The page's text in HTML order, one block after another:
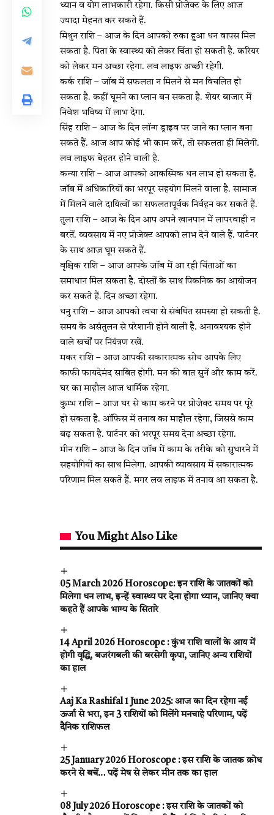
ध्यान व योग लाभकारी रहेगा. किसी प्रोजेक्ट के लिए आज
ज्यादा मेहनत कर सकते हैं.
मिथुन राशि – आज के दिन आपको रुका हुआ धन वापस मिल
सकता है. पिता के स्वास्थ्य को लेकर चिंता हो सकती है. करियर
को लेकर मन अच्छा रहेगा. लव लाइफ अच्छी रहेगी.
कर्क राशि – जॉब में सफलता न मिलने से मन विचलित हो
सकता है. कहीं घूमने का प्लान बन सकता है. शेयर बाजार में
निवेश भविष्य में लाभ देगा.
सिंह राशि – आज के दिन लॉन्ग ड्राइव पर जाने का प्लान बना
सकते हैं. आज आप कोई भी काम करें, तो सफलता ही मिलेगी.
लव लाइफ बेहतर होने वाली है.
कन्या राशि – आज आपको आकस्मिक धन लाभ हो सकता है.
जॉब में अधिकारियों का भरपूर सहयोग मिलने वाला है. सामाज
में मिलने वाले दायित्वों का सफलतापूर्वक निर्वहन कर सकते हैं.
तुला राशि – आज के दिन आप अपने खानपान में लापरवाही न
बरतें. व्यवसाय में नए प्रोजेक्ट आपको लाभ देने वाले हैं. पार्टनर
के साथ आज घूम सकते हैं.
वृश्चिक राशि – आज आपके जॉब में आ रही चिंताओं का
समाधान मिल सकता है. दोस्तों के साथ पिकनिक का आयोजन
कर सकते हैं. दिन अच्छा रहेगा.
धनु राशि – आज आपको त्वचा से संबंधित समस्या हो सकती है.
समय के असंतुलन से परेशानी होने वाली है. अनावश्यक होने
वाले खर्चों पर नियंत्रण रखें.
मकर राशि – आज आपकी सकारात्मक सोच आपके लिए
काफी फायदेमंद साबित होगी. मन की बात सुनें और काम करें.
घर का माहौल आज धार्मिक रहेगा.
कुम्भ राशि – आज घर से काम करने पर प्रोजेक्ट समय पर पूरे
हो सकता है. ऑफिस में तनाव का माहौल रहेगा, जिससे काम
बढ़ सकता है. पार्टनर को भरपूर समय देना अच्छा रहेगा.
मीन राशि – आज के दिन जॉब में काम के तरीके को सुधारने में
सहयोगियों का साथ मिलेगा. आपकी व्यावसाय में सकारात्मक
परिणाम मिल सकते हैं. मगर लव लाइफ में तनाव आ सकता है.
You Might Also Like
05 March 2026 Horoscope: इन राशि के जातकों को
मिलेगा धन लाभ, इन्हें स्वास्थ्य पर देना होगा ध्यान, जानिए क्या
कहते हैं आपके भाग्य के सितारे
14 April 2026 Horoscope : कुंभ राशि वालों के आय में
होगी वृद्धि, बजरंगबली की बरसेगी कृपा, जानिए अन्य राशियों
का हाल
Aaj Ka Rashifal 1 June 2025: आज का दिन रहेगा नई
ऊर्जा से भरा, इन 3 राशियों को मिलेंगे मनचाहे परिणाम, पढ़ें
दैनिक राशिफल
25 January 2026 Horoscope : इस राशि के जातक क्रोध
करने से बचें… पढ़ें मेष से लेकर मीन तक का हाल
08 July 2026 Horoscope : इस राशि के जातकों को